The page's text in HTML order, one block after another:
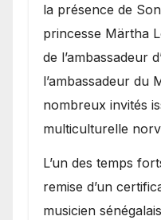
la présence de
princesse Märtha
de l’ambassadeur
l’ambassadeur du
nombreux invités
multiculturelle
​L’un des temps
remise d’un
musicien